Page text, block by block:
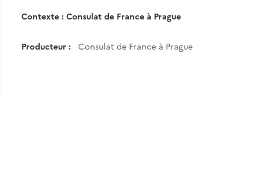
Contexte : Consulat de France à Prague
Producteur : Consulat de France à Prague